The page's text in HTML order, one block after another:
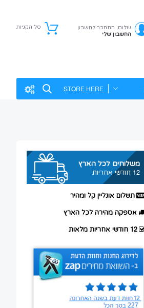
שלום, התחבר לחשבון
החשבון שלי
סל הקניות
משלוחים לכל הארץ
12 חודשי אחריות
תשלום אונליין קל ומהיר
אספקה מהירה לכל הארץ
12 חודשי אחריות מלאות